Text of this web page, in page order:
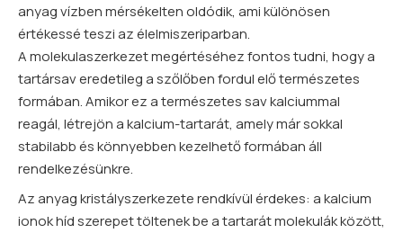
anyag vízben mérsékelten oldódik, ami különösen
értékessé teszi az élelmiszeriparban.
A molekulaszerkezet megértéséhez fontos tudni, hogy a
tartársav eredetileg a szőlőben fordul elő természetes
formában. Amikor ez a természetes sav kalciummal
reagál, létrejön a kalcium-tartarát, amely már sokkal
stabilabb és könnyebben kezelhető formában áll
rendelkezésünkre.
Az anyag kristályszerkezete rendkívül érdekes: a kalcium
ionok híd szerepet töltenek be a tartarát molekulák között,